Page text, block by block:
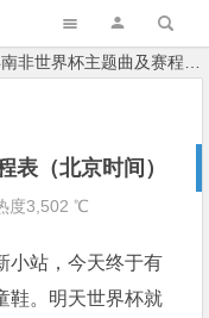
世界杯主题曲及赛程表（北京时间）
表（北京时间）
度3,502 ℃
小站，今天终于有
鞋。明天世界杯就